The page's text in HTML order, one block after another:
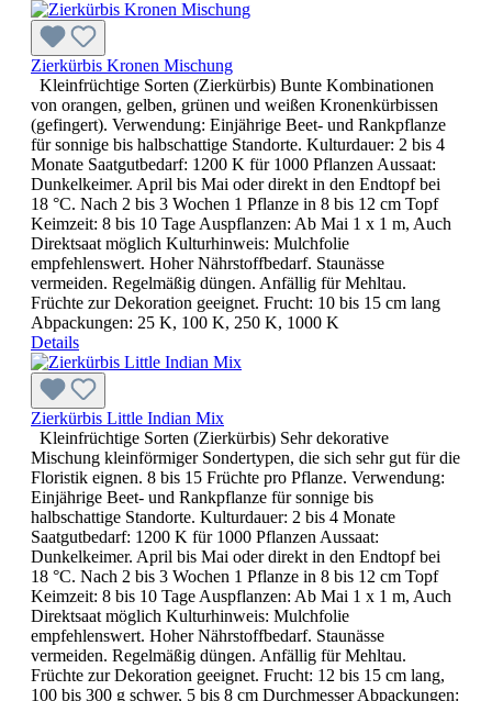
Zierkürbis Kronen Mischung
Kleinfrüchtige Sorten (Zierkürbis) Bunte Kombinationen
von orangen, gelben, grünen und weißen Kronenkürbissen
(gefingert). Verwendung: Einjährige Beet- und Rankpflanze
für sonnige bis halbschattige Standorte. Kulturdauer: 2 bis 4
Monate Saatgutbedarf: 1200 K für 1000 Pflanzen Aussaat:
Dunkelkeimer. April bis Mai oder direkt in den Endtopf bei
18 °C. Nach 2 bis 3 Wochen 1 Pflanze in 8 bis 12 cm Topf
Keimzeit: 8 bis 10 Tage Auspflanzen: Ab Mai 1 x 1 m, Auch
Direktsaat möglich Kulturhinweis: Mulchfolie
empfehlenswert. Hoher Nährstoffbedarf. Staunässe
vermeiden. Regelmäßig düngen. Anfällig für Mehltau.
Früchte zur Dekoration geeignet. Frucht: 10 bis 15 cm lang
Abpackungen: 25 K, 100 K, 250 K, 1000 K
Details
Zierkürbis Little Indian Mix
Kleinfrüchtige Sorten (Zierkürbis) Sehr dekorative
Mischung kleinförmiger Sondertypen, die sich sehr gut für die
Floristik eignen. 8 bis 15 Früchte pro Pflanze. Verwendung:
Einjährige Beet- und Rankpflanze für sonnige bis
halbschattige Standorte. Kulturdauer: 2 bis 4 Monate
Saatgutbedarf: 1200 K für 1000 Pflanzen Aussaat:
Dunkelkeimer. April bis Mai oder direkt in den Endtopf bei
18 °C. Nach 2 bis 3 Wochen 1 Pflanze in 8 bis 12 cm Topf
Keimzeit: 8 bis 10 Tage Auspflanzen: Ab Mai 1 x 1 m, Auch
Direktsaat möglich Kulturhinweis: Mulchfolie
empfehlenswert. Hoher Nährstoffbedarf. Staunässe
vermeiden. Regelmäßig düngen. Anfällig für Mehltau.
Früchte zur Dekoration geeignet. Frucht: 12 bis 15 cm lang,
100 bis 300 g schwer, 5 bis 8 cm Durchmesser Abpackungen: